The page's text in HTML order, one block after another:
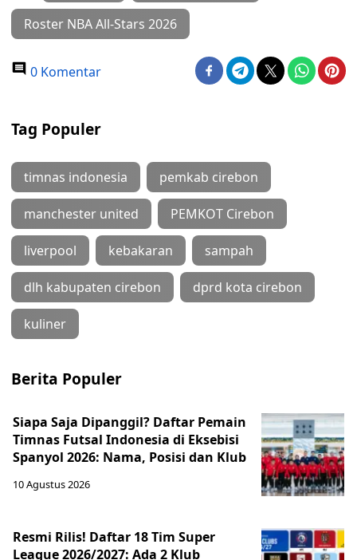
Roster NBA All-Stars 2026
0 Komentar
Tag Populer
timnas indonesia pemkab cirebon
manchester united PEMKOT Cirebon
liverpool kebakaran sampah
dlh kabupaten cirebon dprd kota cirebon
kuliner
Berita Populer
Siapa Saja Dipanggil? Daftar Pemain
Timnas Futsal Indonesia di Eksebisi
Spanyol 2026: Nama, Posisi dan Klub
10 Agustus 2026
Resmi Rilis! Daftar 18 Tim Super
League 2026/2027: Ada 2 Klub